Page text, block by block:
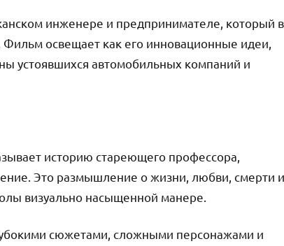
инженере и предпринимателе, который в
освещает как его инновационные идеи,
устоявшихся автомобильных компаний и
историю стареющего профессора,
Это размышление о жизни, любви, смерти и
визуально насыщенной манере.
сюжетами, сложными персонажами и